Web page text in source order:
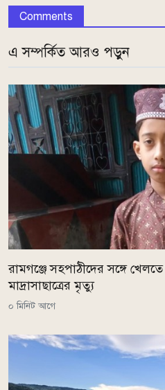
Comments
এ সম্পর্কিত আরও পড়ুন
রামগঞ্জে সহপাঠীদের সঙ্গে
মাদ্রাসাছাত্রের মৃত্যু
০ মিনিট আগে